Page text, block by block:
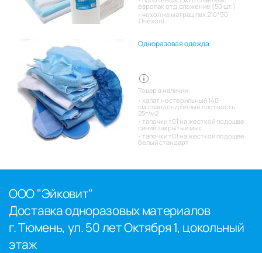
европак отд.сложение (50 шт.)
чехол на матрац пвх 210*90
(1чехол)
Одноразовая одежда
Товар в наличии:
халат нестерильный 140
см,спандонд белые плотность
25г/м2
тапочки т01 на жесткой подошве
синий закрытый мыс
тапочки т01 на жесткой подошве
белый стандарт
ООО "Эйковит"
Доставка одноразовых материалов
г. Тюмень, ул. 50 лет Октября 1, цокольный
этаж